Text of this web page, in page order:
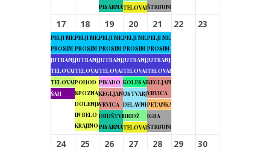
PISARNATELOVADBAŠTRBUNK
17
PELJI ME,
PROSIM
JUTRANJA
TELOVADBA
TELOVADBA
ŠAH
18
PELJI ME,
PROSIM
JUTRANJA
TELOVADBA
POHOD
SPOZNAJMO
DOLENJSKO
IN BELO
KRAJINO
19
PELJI ME,
PROSIM
JUTRANJA
TELOVADBA
PIKADO
KEGLJANJE
VRVICA
DRUŠTVENA
PISARNA
20
PELJI ME,
PROSIM
JUTRANJA
TELOVADBA
KOLESARJENJE
USTVARJALNE
DELAVNICE
BRIDŽ
TELOVADBA
21
PELJI ME,
PROSIM
JUTRANJA
TELOVADBA
KEGLJANJE
VRVICA
PETANKA
IGRA
ŠTRBUNK
22 23
24 25 26 27 28 29 30